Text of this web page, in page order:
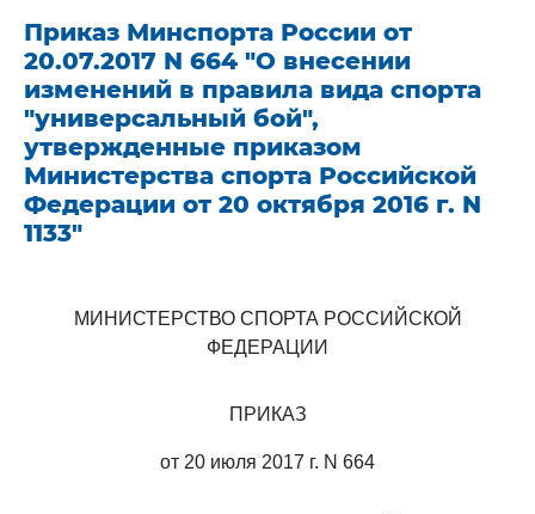
Приказ Минспорта России от
20.07.2017 N 664 "О внесении
изменений в правила вида спорта
"универсальный бой",
утвержденные приказом
Министерства спорта Российской
Федерации от 20 октября 2016 г. N
1133"
МИНИСТЕРСТВО СПОРТА РОССИЙСКОЙ
ФЕДЕРАЦИИ
ПРИКАЗ
от 20 июля 2017 г. N 664